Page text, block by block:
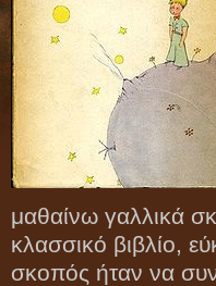
μαθαίνω γαλλικά
κλασσικό βιβλίο,
σκοπός ήταν να